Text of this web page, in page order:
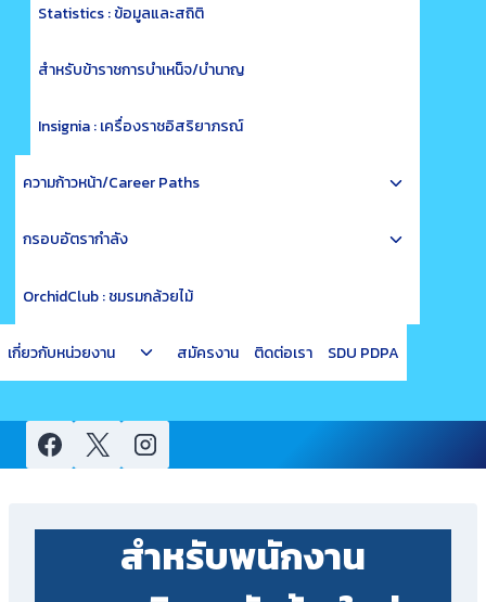
Statistics : ข้อมูลและสถิติ
สำหรับข้าราชการบำเหน็จ/บำนาญ
Insignia : เครื่องราชอิสริยาภรณ์
ความก้าวหน้า/Career Paths
Toggle
menu
กรอบอัตรากำลัง
Toggle
OrchidClub : ชมรมกล้วยไม้
เกี่ยวกับหน่วยงาน
Toggle
child
สมัครงาน ติดต่อเรา SDU PDPA
สำหรับพนักงาน